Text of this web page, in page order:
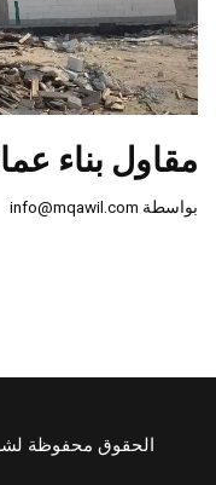
مقاول بناء
بواسطة info@mqawil.com
الحقوق محفوظة